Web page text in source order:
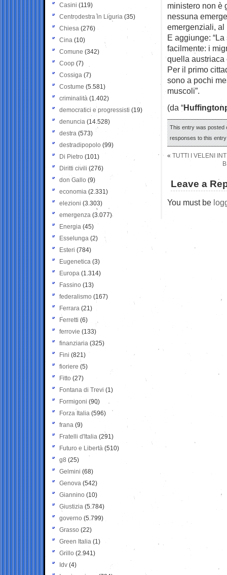
ministero non è
nessuna
emergenziali, al
E aggiunge:
facilmente: i
quella austriaca
Per il primo
sono a pochi
muscoli”.
(da “
This entry was posted
responses to this
« TUTTI I VELENI
Leave a
You must be
Casini (119)
Centrodestra in Liguria (35)
Chiesa (276)
Cina (10)
Comune (342)
Coop (7)
Cossiga (7)
Costume (5.581)
criminalità (1.402)
democratici e progressisti (19)
denuncia (14.528)
destra (573)
destradipopolo (99)
Di Pietro (101)
Diritti civili (276)
don Gallo (9)
economia (2.331)
elezioni (3.303)
emergenza (3.077)
Energia (45)
Esselunga (2)
Esteri (784)
Eugenetica (3)
Europa (1.314)
Fassino (13)
federalismo (167)
Ferrara (21)
Ferretti (6)
ferrovie (133)
finanziaria (325)
Fini (821)
fioriere (5)
Fitto (27)
Fontana di Trevi (1)
Formigoni (90)
Forza Italia (596)
frana (9)
Fratelli d'Italia (291)
Futuro e Libertà (510)
g8 (25)
Gelmini (68)
Genova (542)
Giannino (10)
Giustizia (5.784)
governo (5.799)
Grasso (22)
Green Italia (1)
Grillo (2.941)
Idv (4)